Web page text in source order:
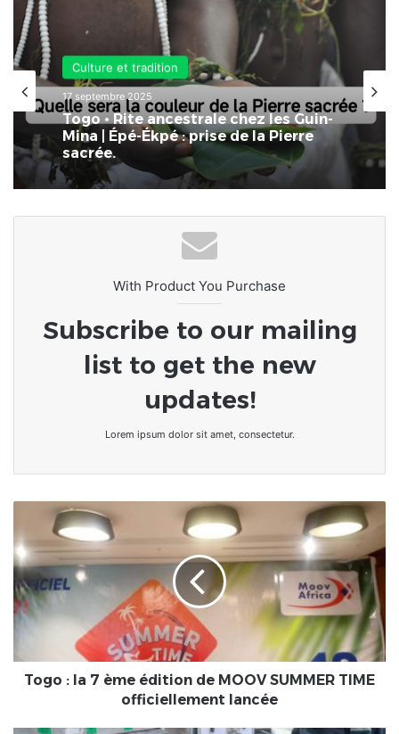
Culture et tradition
17 septembre 2025
Togo • Rite ancestrale chez les Guin-
Mina | Épé-Ékpé : prise de la Pierre
Culture et tradition
3 septembre 2025
Burkina Faso • Homosexualité :
expulsions pour les adeptes de
With Product You Purchase
Subscribe to our mailing
list to get the new
updates!
Lorem ipsum dolor sit amet, consectetur.
la
7
ème
édition
de
SUMMER
TIME
Togo : la 7 ème édition de MOOV SUMMER TIME
officiellement lancée